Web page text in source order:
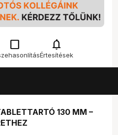
check_box_outline_blank notifications
Értesítések
130 MM –